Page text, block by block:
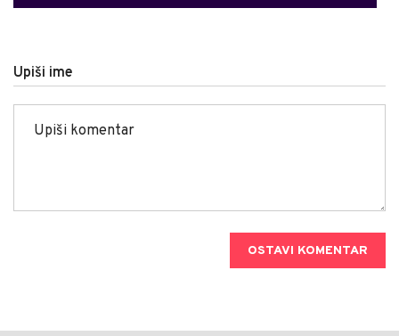
Upiši ime
OSTAVI KOMENTAR